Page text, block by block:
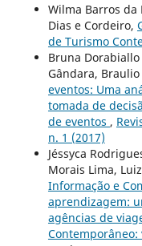
Wilma Barros da
Dias e Cordeiro,
de Turismo
Bruna Dorabiallo
Gândara,
eventos: Uma
tomada de
de eventos ,
n. 1 (2017)
Jéssyca
Morais Lima,
Informação e
aprendizagem:
agências de
Contemporâneo: